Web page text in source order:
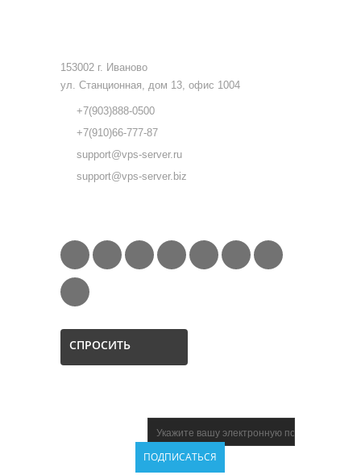
153002 г. Иваново
ул. Станционная, дом 13, офис 1004
+7(903)888-0500
+7(910)66-777-87
support@vps-server.ru
support@vps-server.biz
СПРОСИТЬ